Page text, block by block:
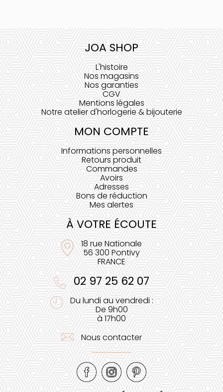
JOA SHOP
L'histoire
Nos magasins
Nos garanties
CGV
Mentions légales
Notre atelier d'horlogerie & bijouterie
MON COMPTE
Informations personnelles
Retours produit
Commandes
Avoirs
Adresses
Bons de réduction
Mes alertes
À VOTRE ÉCOUTE
18 rue Nationale
56 300 Pontivy
FRANCE
02 97 25 62 07
Du lundi au vendredi :
De 9h00
à 17h00
Nous contacter